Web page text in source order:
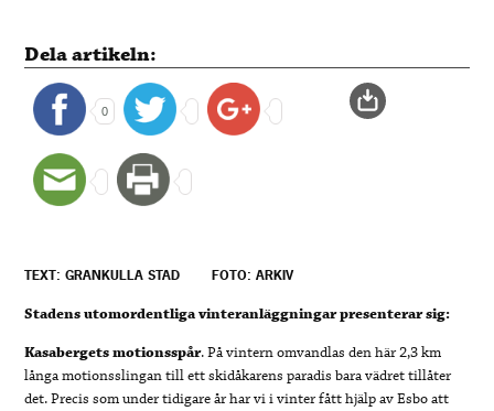
Dela artikeln:
0
TEXT: GRANKULLA STAD FOTO: ARKIV
Stadens utomordentliga vinteranläggningar presenterar sig:
Kasabergets motionsspår. På vintern omvandlas den här 2,3 km
långa motionsslingan till ett skidåkarens paradis bara vädret tillåter
det. Precis som under tidigare år har vi i vinter fått hjälp av Esbo att